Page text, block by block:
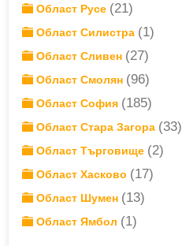
Област Русе (21)
Област Силистра (1)
Област Сливен (27)
Област Смолян (96)
Област София (185)
Област Стара Загора (33)
Област Търговище (2)
Област Хасково (17)
Област Шумен (13)
Област Ямбол (1)